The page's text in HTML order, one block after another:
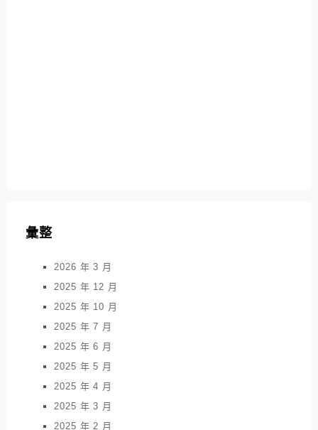
彙整
2026 年 3 月
2025 年 12 月
2025 年 10 月
2025 年 7 月
2025 年 6 月
2025 年 5 月
2025 年 4 月
2025 年 3 月
2025 年 2 月